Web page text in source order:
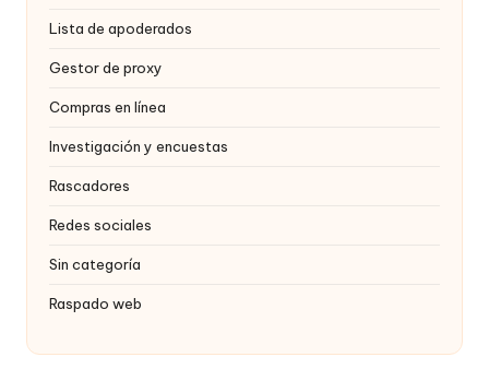
Lista de apoderados
Gestor de proxy
Compras en línea
Investigación y encuestas
Rascadores
Redes sociales
Sin categoría
Raspado web